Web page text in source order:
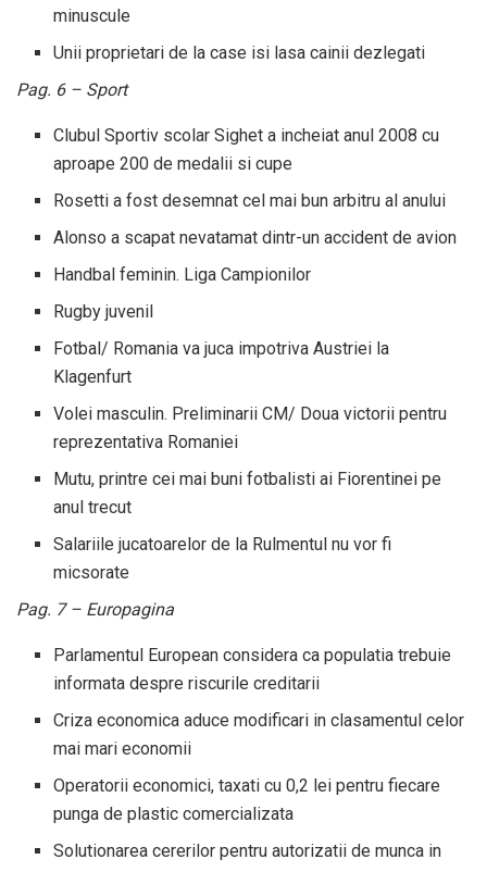
minuscule
Unii proprietari de la case isi lasa cainii dezlegati
Pag. 6 – Sport
Clubul Sportiv scolar Sighet a incheiat anul 2008 cu
aproape 200 de medalii si cupe
Rosetti a fost desemnat cel mai bun arbitru al anului
Alonso a scapat nevatamat dintr-un accident de avion
Handbal feminin. Liga Campionilor
Rugby juvenil
Fotbal/ Romania va juca impotriva Austriei la
Klagenfurt
Volei masculin. Preliminarii CM/ Doua victorii pentru
reprezentativa Romaniei
Mutu, printre cei mai buni fotbalisti ai Fiorentinei pe
anul trecut
Salariile jucatoarelor de la Rulmentul nu vor fi
micsorate
Pag. 7 – Europagina
Parlamentul European considera ca populatia trebuie
informata despre riscurile creditarii
Criza economica aduce modificari in clasamentul celor
mai mari economii
Operatorii economici, taxati cu 0,2 lei pentru fiecare
punga de plastic comercializata
Solutionarea cererilor pentru autorizatii de munca in